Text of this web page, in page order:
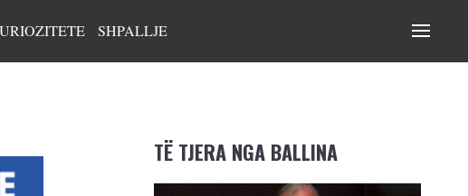
SHPALLJE
TË TJERA NGA BALLINA